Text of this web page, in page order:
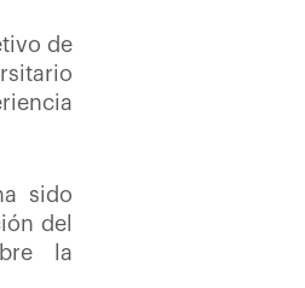
de
sido
del
la